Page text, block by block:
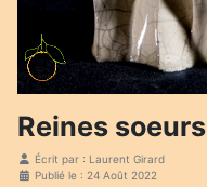
Reines soeurs
Écrit par : Laurent Girard
Publié le : 24 Août 2022